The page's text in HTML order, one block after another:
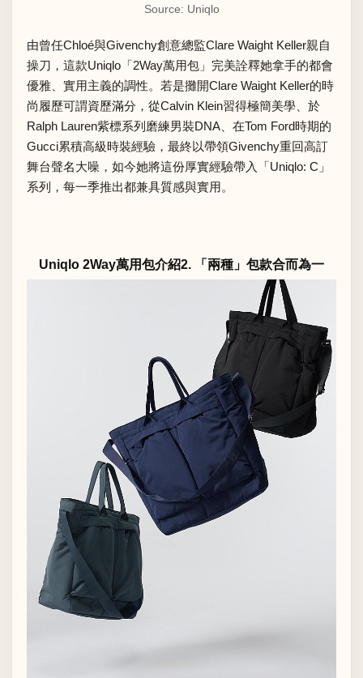
Source: Uniqlo
由曾任Chloé與Givenchy創意總監Clare Waight Keller親自
操刀，這款Uniqlo「2Way萬用包」完美詮釋她拿手的都會
優雅、實用主義的調性。若是攤開Clare Waight Keller的時
尚履歷可謂資歷滿分，從Calvin Klein習得極簡美學、於
Ralph Lauren紫標系列磨練男裝DNA、在Tom Ford時期的
Gucci累積高級時裝經驗，最終以帶領Givenchy重回高訂
舞台聲名大噪，如今她將這份厚實經驗帶入「Uniqlo: C」
系列，每一季推出都兼具質感與實用。
Uniqlo 2Way萬用包介紹2. 「兩種」包款合而為一